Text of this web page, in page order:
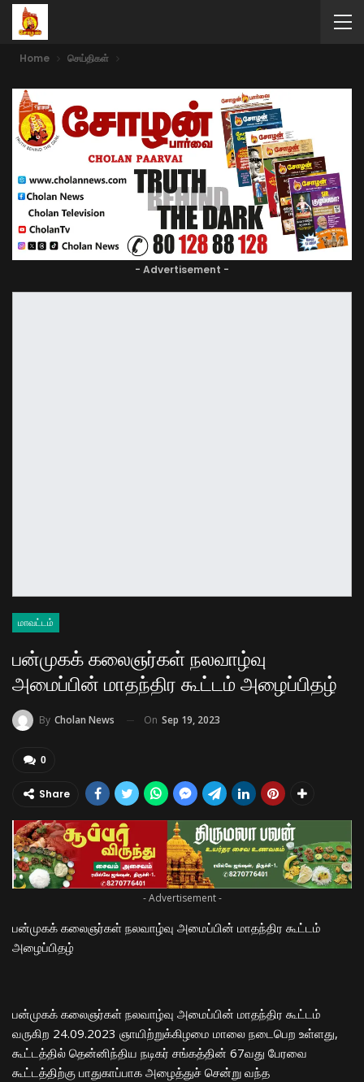
Home செய்திகள்
- Advertisement -
மாவட்டம்
பன்முகக் கலைஞர்கள் நலவாழ்வு
அமைப்பின் மாதந்திர கூட்டம் அழைப்பிதழ்
By Cholan News On Sep 19, 2023
0
Share
- Advertisement -
பன்முகக் கலைஞர்கள் நலவாழ்வு அமைப்பின் மாதந்திர கூட்டம்
அழைப்பிதழ்
பன்முகக் கலைஞர்கள் நலவாழ்வு அமைப்பின் மாதந்திர கூட்டம்
வருகிற 24.09.2023 ஞாயிற்றுக்கிழமை மாலை நடைபெற உள்ளது,
கூட்டத்தில் தென்னிந்திய நடிகர் சங்கத்தின் 67வது பேரவை
கூட்டத்திற்கு பாதுகாப்பாக அழைத்துச் சென்று வந்த